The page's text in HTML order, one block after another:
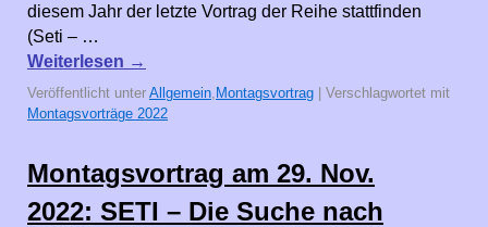
diesem Jahr der letzte Vortrag der Reihe stattfinden
(Seti – …
Weiterlesen →
Veröffentlicht unter Allgemein Montagsvortrag
Verschlagwortet mit
Montagsvorträge 2022
Montagsvortrag am 29. Nov.
2022: SETI – Die Suche nach